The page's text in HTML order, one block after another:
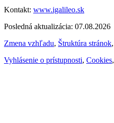
Kontakt: www.igalileo.sk
Posledná aktualizácia: 07.08.2026
Zmena vzhľadu, Štruktúra stránok,
Vyhlásenie o prístupnosti, Cookies,